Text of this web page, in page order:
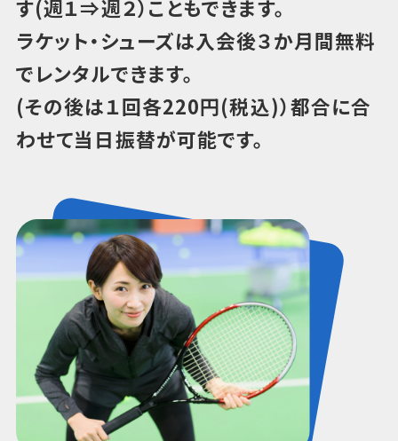
す(週１⇒週２）こともできます。
ラケット・シューズは入会後３か月間無料
でレンタルできます。
(その後は１回各220円(税込)）都合に合
わせて当日振替が可能です。